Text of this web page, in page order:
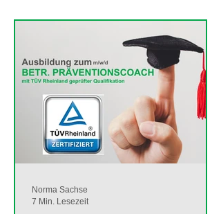
Norma Sachse
7 Min. Lesezeit